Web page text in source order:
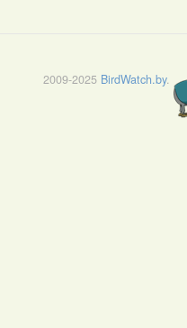
2009-2025 BirdWatch.by.